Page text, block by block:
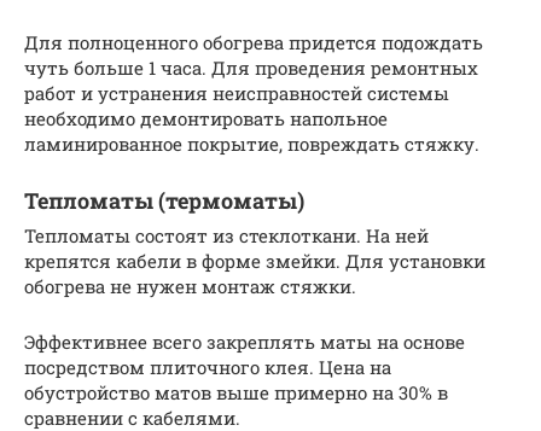
Для полноценного обогрева придется подождать
чуть больше 1 часа. Для проведения ремонтных
работ и устранения неисправностей системы
необходимо демонтировать напольное
ламинированное покрытие, повреждать стяжку.
Тепломаты (термоматы)
Тепломаты состоят из стеклоткани. На ней
крепятся кабели в форме змейки. Для установки
обогрева не нужен монтаж стяжки.
Эффективнее всего закреплять маты на основе
посредством плиточного клея. Цена на
обустройство матов выше примерно на 30% в
сравнении с кабелями.